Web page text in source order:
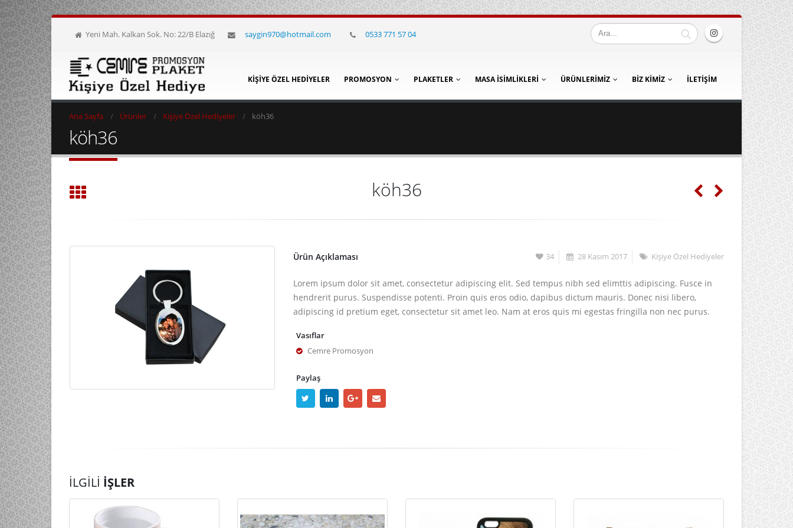
Yeni Mah. Kalkan Sok. No: 22/B Elazığ saygin970@hotmail.com 0533 771 57 04
KIŞIYE ÖZEL HEDIYELER PROMOSYON PLAKETLER MASA İSIMLIKLERI ÜRÜNLERIMIZ BIZ KIMIZ İLETIŞIM
Ana Sayfa Ürünler Kişiye Özel Hediyeler köh36
köh36
köh36
Ürün Açıklaması 34 28 Kasım 2017 Kişiye Özel Hediyeler
Lorem ipsum dolor sit amet, consectetur adipiscing elit. Sed tempus nibh sed elimttis adipiscing. Fusce in
hendrerit purus. Suspendisse potenti. Proin quis eros odio, dapibus dictum mauris. Donec nisi libero,
adipiscing id pretium eget, consectetur sit amet leo. Nam at eros quis mi egestas fringilla non nec purus.
Vasıflar
Cemre Promosyon
Paylaş
İLGILI İŞLER